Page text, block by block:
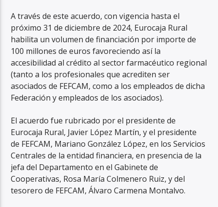
A través de este acuerdo, con vigencia hasta el
próximo 31 de diciembre de 2024, Eurocaja Rural
habilita un volumen de financiación por importe de
100 millones de euros favoreciendo así la
accesibilidad al crédito al sector farmacéutico regional
(tanto a los profesionales que acrediten ser
asociados de FEFCAM, como a los empleados de dicha
Federación y empleados de los asociados).
El acuerdo fue rubricado por el presidente de
Eurocaja Rural, Javier López Martín, y el presidente
de FEFCAM, Mariano González López, en los Servicios
Centrales de la entidad financiera, en presencia de la
jefa del Departamento en el Gabinete de
Cooperativas, Rosa María Colmenero Ruiz, y del
tesorero de FEFCAM, Álvaro Carmena Montalvo.